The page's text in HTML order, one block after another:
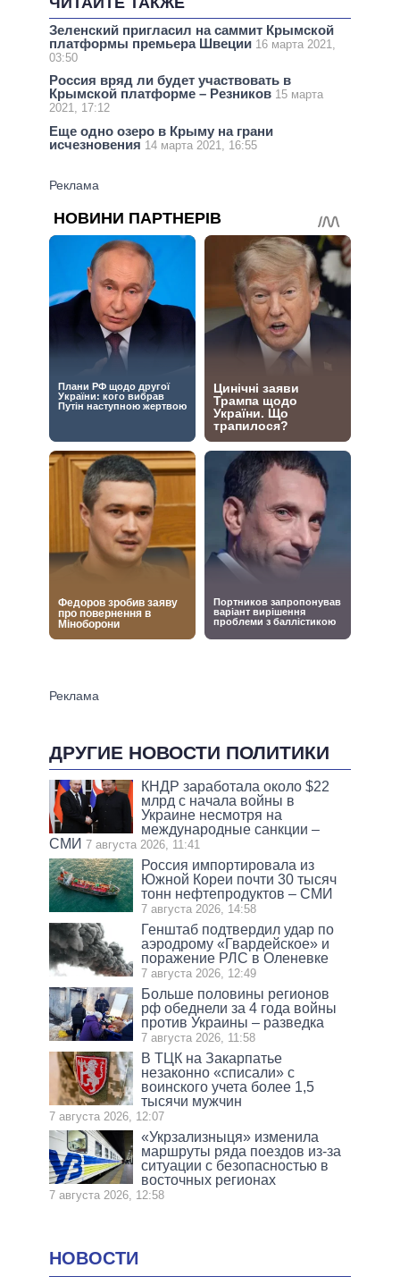
Зеленский пригласил на саммит Крымской
платформы премьера Швеции 16 марта 2021,
03:50
Россия вряд ли будет участвовать в
Крымской платформе – Резников 15 марта
2021, 17:12
Еще одно озеро в Крыму на грани
исчезновения 14 марта 2021, 16:55
ДРУГИЕ НОВОСТИ ПОЛИТИКИ
КНДР заработала около $22
млрд с начала войны в
Украине несмотря на
международные санкции –
СМИ 7 августа 2026, 11:41
Россия импортировала из
Южной Кореи почти 30 тысяч
тонн нефтепродуктов – СМИ
7 августа 2026, 14:58
Генштаб подтвердил удар по
аэродрому «Гвардейское» и
поражение РЛС в Оленевке
7 августа 2026, 12:49
Больше половины регионов
рф обеднели за 4 года войны
против Украины – разведка
7 августа 2026, 11:58
В ТЦК на Закарпатье
незаконно «списали» с
воинского учета более 1,5
тысячи мужчин
7 августа 2026, 12:07
«Укрзализныця» изменила
маршруты ряда поездов из-за
ситуации с безопасностью в
восточных регионах
7 августа 2026, 12:58
НОВОСТИ